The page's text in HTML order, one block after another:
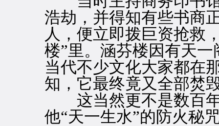
浩劫，并得知有些书商
人，便立即拨巨资抢救
楼”里。涵芬楼因有天
当代不少文化大家都在
知，它最终竟又全部焚
这当然更不是数百年
他“天一生水”的防火秘